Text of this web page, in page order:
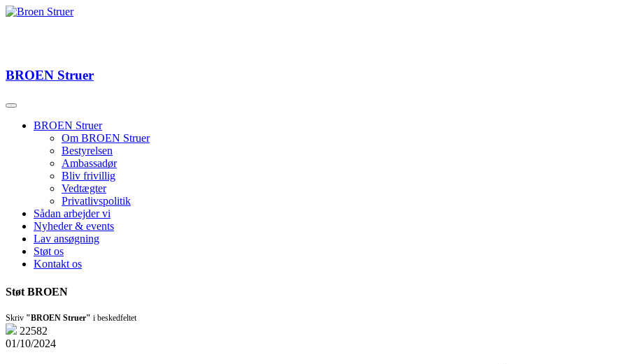
BROEN Struer
BROEN Struer
Om BROEN Struer
Bestyrelsen
Ambassadør
Bliv frivillig
Vedtægter
Privatlivspolitik
Sådan arbejder vi
Nyheder & events
Lav ansøgning
Støt os
Kontakt os
Støt BROEN
Skriv "BROEN Struer" i beskedfeltet
22582
01/10/2024